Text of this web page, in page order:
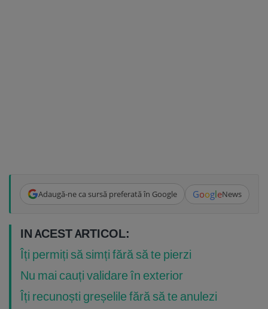
Adaugă-ne ca sursă preferată în Google GoogleNews
IN ACEST ARTICOL:
Îți permiți să simți fără să te pierzi
Nu mai cauți validare în exterior
Îți recunoști greșelile fără să te anulezi